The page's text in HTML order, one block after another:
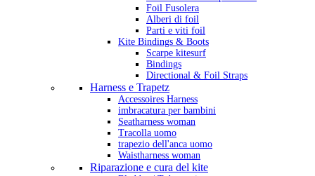
Foil Fusolera
Alberi di foil
Parti e viti foil
Kite Bindings & Boots
Scarpe kitesurf
Bindings
Directional & Foil Straps
Harness e Trapetz
Accessoires Harness
imbracatura per bambini
Seatharness woman
Tracolla uomo
trapezio dell'anca uomo
Waistharness woman
Riparazione e cura del kite